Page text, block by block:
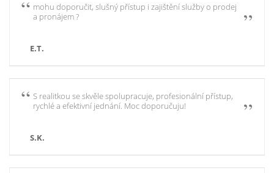
mohu doporučit, slušný přístup i zajištění služby o prodej
a pronájem ?
E.T.
S realitkou se skvěle spolupracuje, profesionální přístup,
rychlé a efektivní jednání. Moc doporučuju!
S.K.